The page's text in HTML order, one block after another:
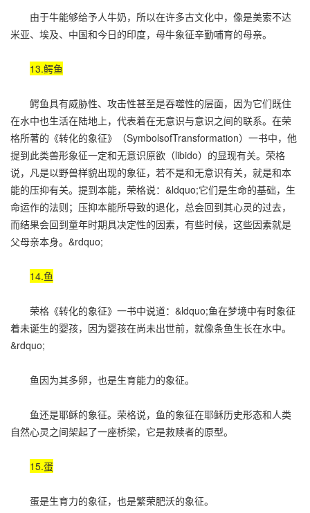
由于牛能够给予人牛奶，所以在许多古文化中，像是美索不达
米亚、埃及、中国和今日的印度，母牛象征辛勤哺育的母亲。
13.鳄鱼
鳄鱼具有威胁性、攻击性甚至是吞噬性的层面，因为它们既住
在水中也生活在陆地上，代表着在无意识与意识之间的联系。在荣
格所著的《转化的象征》（SymbolsofTransformation）一书中，他
提到此类兽形象征一定和无意识原欲（libido）的显现有关。荣格
说，凡是以野兽样貌出现的象征，若不是和无意识有关，就是和本
能的压抑有关。提到本能，荣格说：&ldquo;它们是生命的基础，生
命运作的法则；压抑本能所导致的退化，总会回到其心灵的过去，
而结果会回到童年时期具决定性的因素，有些时候，这些因素就是
父母亲本身。&rdquo;
14.鱼
荣格《转化的象征》一书中说道：&ldquo;鱼在梦境中有时象征
着未诞生的婴孩，因为婴孩在尚未出世前，就像条鱼生长在水中。
&rdquo;
鱼因为其多卵，也是生育能力的象征。
鱼还是耶稣的象征。荣格说，鱼的象征在耶稣历史形态和人类
自然心灵之间架起了一座桥梁，它是救赎者的原型。
15.蛋
蛋是生育力的象征，也是繁荣肥沃的象征。